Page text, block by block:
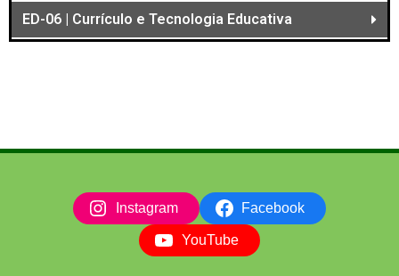
ED-06 | Currículo e Tecnologia Educativa
Instagram Facebook
YouTube